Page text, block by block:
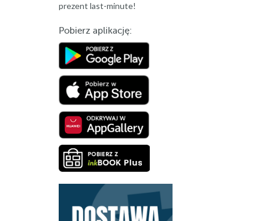
prezent last-minute!
Pobierz aplikację: